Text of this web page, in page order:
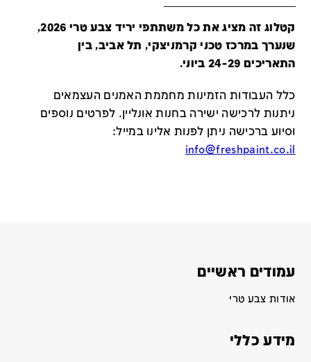
קטלוג זה מציג את כל משתתפי יריד צבע טרי 2026,
שנערך במרכז טכני קרמניצקי, תל אביב, בין
התאריכים 24-29 ביוני.
כלל העבודות הזמינות מחממת האמנים העצמאים
ניתנות לרכישה ישירה בחנות אונליין. לפרטים נוספים
וסיוע ברכישה ניתן לפנות אלינו במייל:
info@freshpaint.co.il
עמודים ראשיים
אודות צבע טרי
מידע כללי